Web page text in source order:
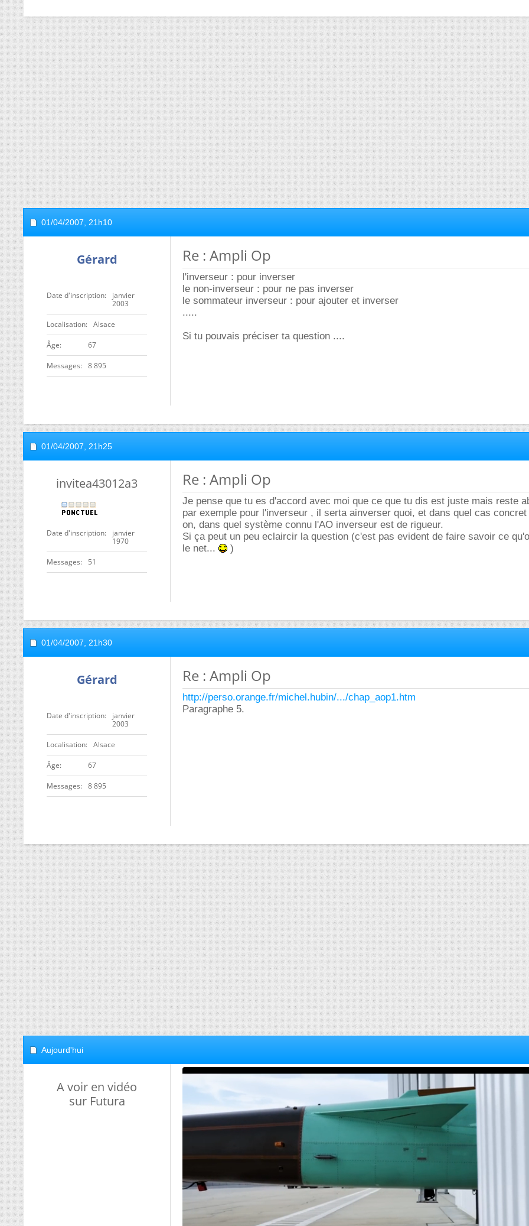
01/04/2007, 21h10
Gérard
Date d'inscription
janvier
2003
Localisation Alsace
ge 67
Messages 8 895
Re : Ampli Op
l'inverseur : pour inverser
le non-inverseur : pour ne pas inverser
le sommateur inverseur : pour ajouter et inverser
.....
Si tu pouvais préciser ta question ....
01/04/2007, 21h25
invitea43012a3
Date d'inscription
janvier
1970
Messages 51
Re : Ampli Op
Je pense que tu es d'accord avec moi que ce que tu dis est juste mais reste
par exemple pour l'inverseur , il serta ainverser quoi, et dans quel cas
on, dans quel système connu l'AO inverseur est de rigueur.
Si ça peut un peu eclaircir la question (c'est pas evident de faire savoir ce
le net...
)
01/04/2007, 21h30
Gérard
Date d'inscription
janvier
2003
Localisation Alsace
ge 67
Messages 8 895
Re : Ampli Op
http://perso.orange.fr/michel.hubin/.../chap_aop1.htm
Paragraphe 5.
Aujourd'hui
A voir en vidéo
sur Futura